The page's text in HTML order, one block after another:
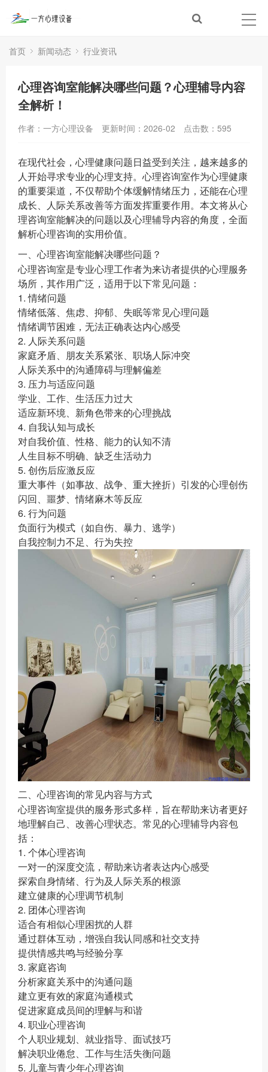
首页 新闻动态 行业资讯
心理咨询室能解决哪些问题？心理辅导内容
全解析！
作者：一方心理设备 更新时间：2026-02 点击数： 595
在现代社会，心理健康问题日益受到关注，越来越多的
人开始寻求专业的心理支持。心理咨询室作为心理健康
的重要渠道，不仅帮助个体缓解情绪压力，还能在心理
成长、人际关系改善等方面发挥重要作用。本文将从心
理咨询室能解决的问题以及心理辅导内容的角度，全面
解析心理咨询的实用价值。
一、心理咨询室能解决哪些问题？
心理咨询室是专业心理工作者为来访者提供的心理服务
场所，其作用广泛，适用于以下常见问题：
1. 情绪问题
情绪低落、焦虑、抑郁、失眠等常见心理问题
情绪调节困难，无法正确表达内心感受
2. 人际关系问题
家庭矛盾、朋友关系紧张、职场人际冲突
人际关系中的沟通障碍与理解偏差
3. 压力与适应问题
学业、工作、生活压力过大
适应新环境、新角色带来的心理挑战
4. 自我认知与成长
对自我价值、性格、能力的认知不清
人生目标不明确、缺乏生活动力
5. 创伤后应激反应
重大事件（如事故、战争、重大挫折）引发的心理创伤
闪回、噩梦、情绪麻木等反应
6. 行为问题
负面行为模式（如自伤、暴力、逃学）
自我控制力不足、行为失控
二、心理咨询的常见内容与方式
心理咨询室提供的服务形式多样，旨在帮助来访者更好
地理解自己、改善心理状态。常见的心理辅导内容包
括：
1. 个体心理咨询
一对一的深度交流，帮助来访者表达内心感受
探索自身情绪、行为及人际关系的根源
建立健康的心理调节机制
2. 团体心理咨询
适合有相似心理困扰的人群
通过群体互动，增强自我认同感和社交支持
提供情感共鸣与经验分享
3. 家庭咨询
分析家庭关系中的沟通问题
建立更有效的家庭沟通模式
促进家庭成员间的理解与和谐
4. 职业心理咨询
个人职业规划、就业指导、面试技巧
解决职业倦怠、工作与生活失衡问题
5. 儿童与青少年心理咨询